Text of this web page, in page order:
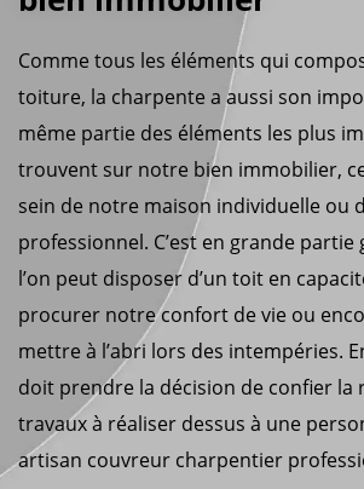
Comme tous les éléments qui
toiture, la charpente a aussi son
même partie des éléments les plus
trouvent sur notre bien immobilier,
sein de notre maison individuelle ou
professionnel. C’est en grande partie
l’on peut disposer d’un toit en
procurer notre confort de vie ou
mettre à l’abri lors des intempéries.
doit prendre la décision de confier la
travaux à réaliser dessus à une
artisan couvreur charpentier